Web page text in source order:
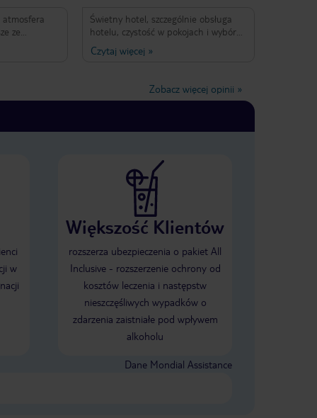
ze
wszystkim
Świetny hotel, szczególnie obsługa
hotelu, czystość w pokojach i wybór
menu. Wysoka jakość.
Czytaj więcej »
Zobacz więcej opinii »
w
Większość Klientów
rozszerza ubezpieczenia o pakiet All
Inclusive - rozszerzenie ochrony od
kosztów leczenia i następstw
nieszczęśliwych wypadków o
zdarzenia zaistniałe pod wpływem
alkoholu
Dane Mondial Assistance